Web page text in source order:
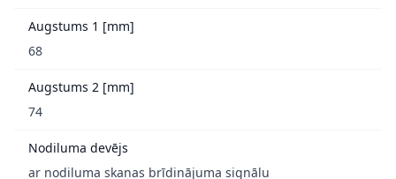
Augstums 1 [mm]
68
Augstums 2 [mm]
74
Nodiluma devējs
ar nodiluma skaņas brīdinājuma signālu